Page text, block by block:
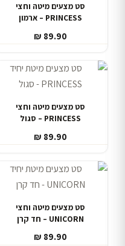
סט מצעים מיטה וחצי
PRINCESS – ארמון
₪ 89.90
סט מצעים מיטה וחצי
PRINCESS – סגול
₪ 89.90
סט מצעים מיטה וחצי
UNICORN – חד קרן
₪ 89.90